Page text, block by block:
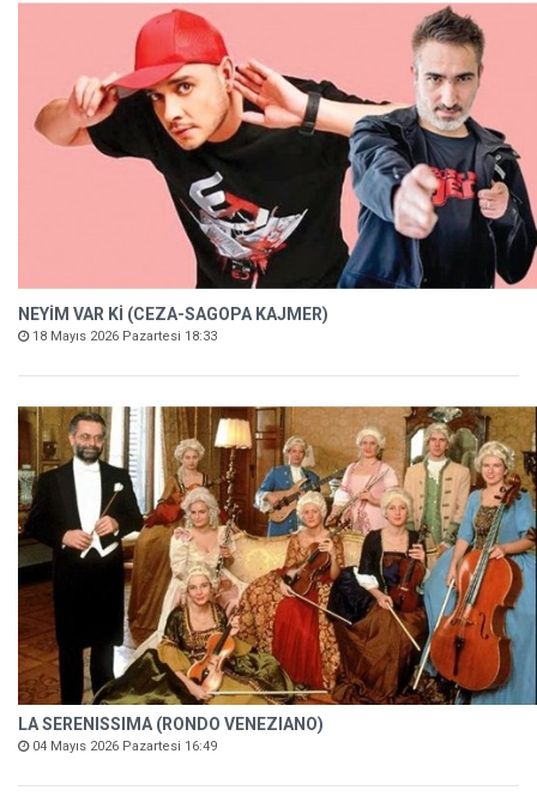
NEYİM VAR Kİ (CEZA-SAGOPA KAJMER)
18 Mayıs 2026 Pazartesi 18:33
LA SERENISSIMA (RONDO VENEZIANO)
04 Mayıs 2026 Pazartesi 16:49